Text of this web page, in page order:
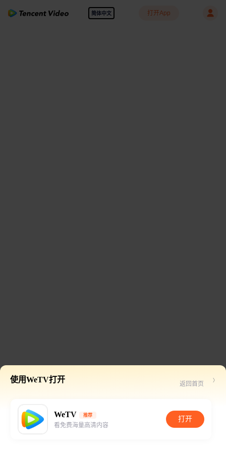
简体中文 打开App
使用WeTV打开 返回首页
WeTV 推荐
看免费海量高清内容
打开